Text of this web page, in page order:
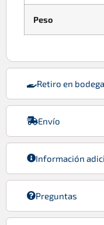
Retiro en bodega
Envío
Información
Preguntas
Peso